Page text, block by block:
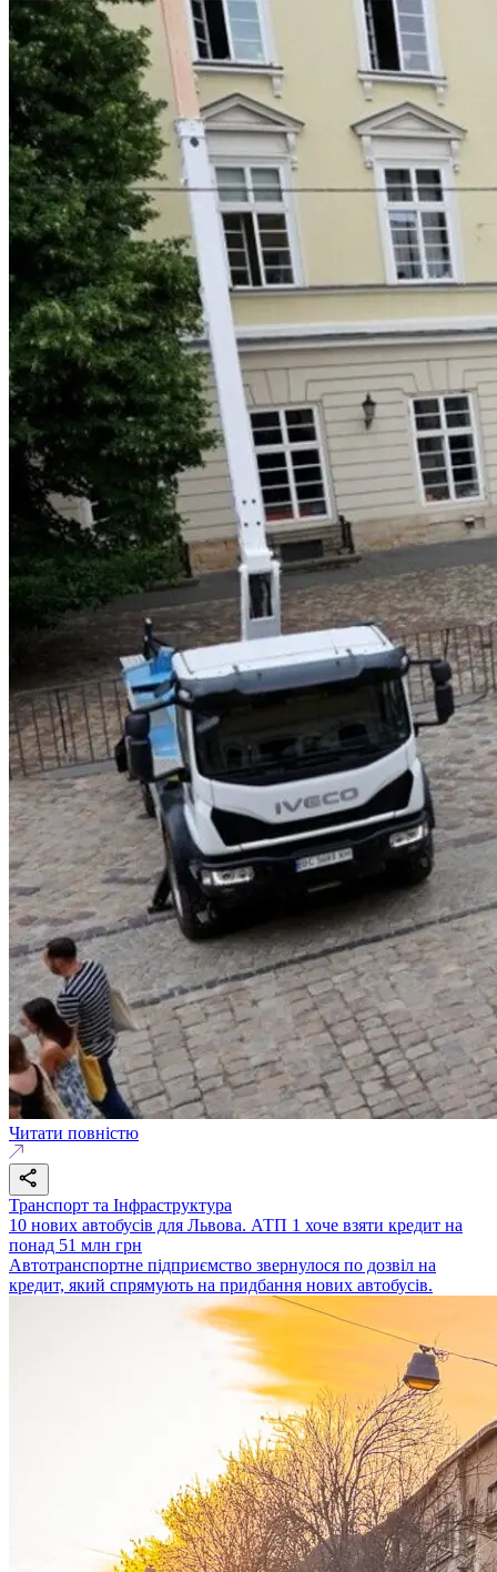
Читати повністю
Транспорт та Інфраструктура
10 нових автобусів для Львова. АТП 1 хоче взяти кредит на
понад 51 млн грн
Автотранспортне підприємство звернулося по дозвіл на
кредит, який спрямують на придбання нових автобусів.